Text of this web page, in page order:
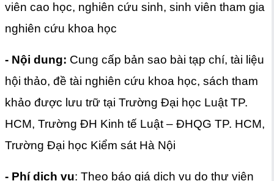
viên cao học, nghiên cứu sinh, sinh viên tham gia
nghiên cứu khoa học
- Nội dung: Cung cấp bản sao bài tạp chí, tài liệu
hội thảo, đề tài nghiên cứu khoa học, sách tham
khảo được lưu trữ tại Trường Đại học Luật TP.
HCM, Trường ĐH Kinh tế Luật – ĐHQG TP. HCM,
Trường Đại học Kiểm sát Hà Nội
- Phí dịch vụ: Theo báo giá dịch vụ do thư viện